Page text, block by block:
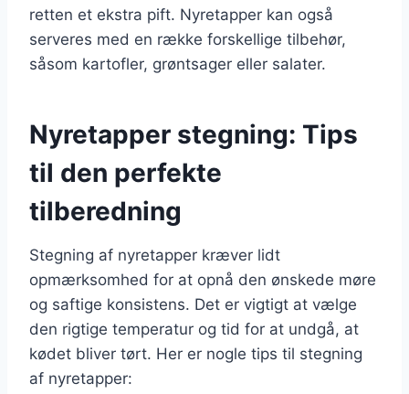
retten et ekstra pift. Nyretapper kan også
serveres med en række forskellige tilbehør,
såsom kartofler, grøntsager eller salater.
Nyretapper stegning: Tips
til den perfekte
tilberedning
Stegning af nyretapper kræver lidt
opmærksomhed for at opnå den ønskede møre
og saftige konsistens. Det er vigtigt at vælge
den rigtige temperatur og tid for at undgå, at
kødet bliver tørt. Her er nogle tips til stegning
af nyretapper: